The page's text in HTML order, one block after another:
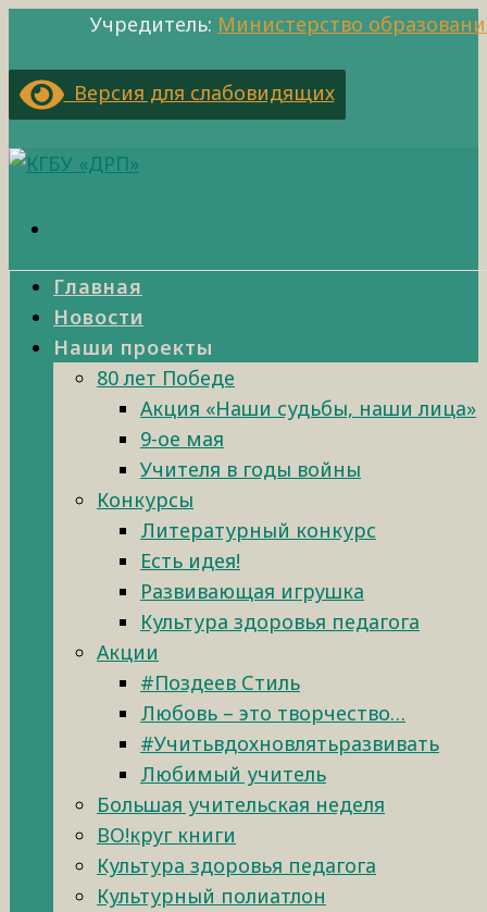
Учредитель: Министерство
Версия для слабовидящих
Главная
Новости
Наши проекты
80 лет Победе
Акция «Наши судьбы, наши лица»
9-ое мая
Учителя в годы войны
Конкурсы
Литературный конкурс
Есть идея!
Развивающая игрушка
Культура здоровья педагога
Акции
#Поздеев Стиль
Любовь – это творчество…
#Учитьвдохновлятьразвивать
Любимый учитель
Большая учительская неделя
ВО!круг книги
Культура здоровья педагога
Культурный полиатлон